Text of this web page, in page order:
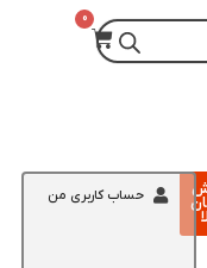
حساب کاربری من